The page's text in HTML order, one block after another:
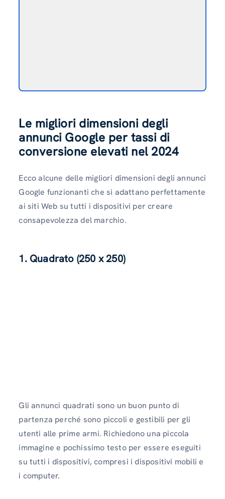
Le migliori dimensioni degli
annunci Google per tassi di
conversione elevati nel 2024
Ecco alcune delle migliori dimensioni degli annunci
Google funzionanti che si adattano perfettamente
ai siti Web su tutti i dispositivi per creare
consapevolezza del marchio.
1. Quadrato (250 x 250)
Gli annunci quadrati sono un buon punto di
partenza perché sono piccoli e gestibili per gli
utenti alle prime armi. Richiedono una piccola
immagine e pochissimo testo per essere eseguiti
su tutti i dispositivi, compresi i dispositivi mobili e
i computer.